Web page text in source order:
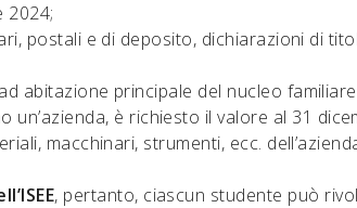
2024;
postali e di deposito, dichiarazioni di
abitazione principale del nucleo
è richiesto il valore al 31
macchinari, strumenti, ecc.
, pertanto, ciascun studente può